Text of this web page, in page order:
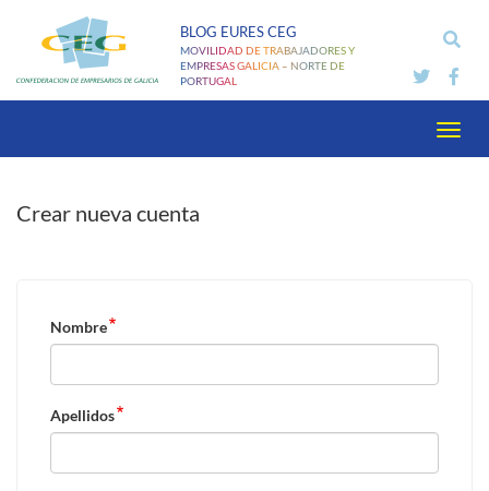
contenido
BLOG EURES CEG
MOVILIDAD DE TRABAJADORES Y
EMPRESAS GALICIA – NORTE DE
PORTUGAL
Crear nueva cuenta
Nombre
Apellidos